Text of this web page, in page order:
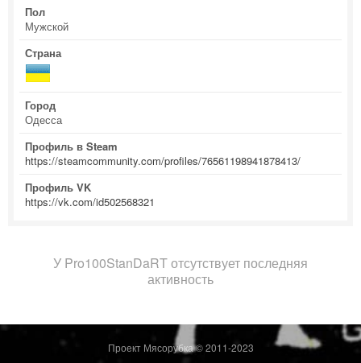
Пол
Мужской
Страна
Город
Одесса
Профиль в Steam
https://steamcommunity.com/profiles/76561198941878413/
Профиль VK
https://vk.com/id502568321
У Pro100StanDaRT отсутствует последняя
активность
Проект Мясорубка © 2011-2023